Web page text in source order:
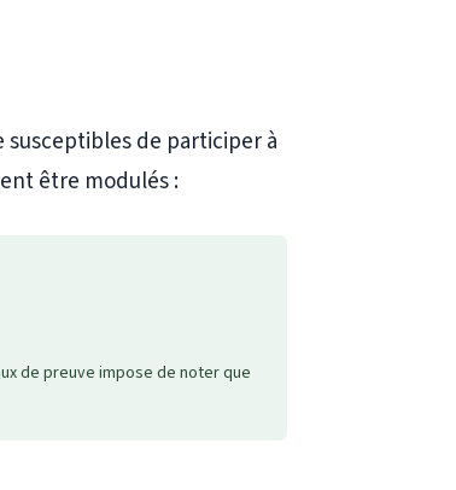
de participer à
être modulés :
de preuve impose de noter que